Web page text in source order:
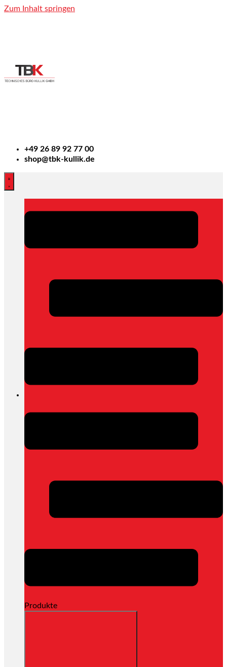
Zum Inhalt springen
+49 26 89 92 77 00
shop@tbk-kullik.de
Produkte